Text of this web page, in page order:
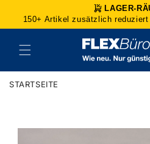
LAGER-
150+ Artikel zusätzlich
zum
Inhalt
STARTSEITE